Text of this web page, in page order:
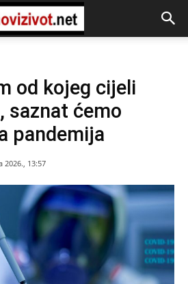
od kojeg cijeli
saznat ćemo
pandemija
2026., 13:57